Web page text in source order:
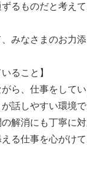
るものだと考え
みなさまのお力
ること】
ら、仕事をしてい
話しやすい環境
解消にも丁寧に
る仕事を心がけて